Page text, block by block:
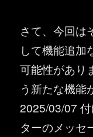
さて、今回は
して機能追加
可能性があり
う新たな機能
2025/03/07
ターのメッセ